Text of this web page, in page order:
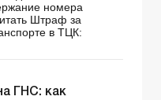
номера
Штраф за
в ТЦК:
ГНС: как